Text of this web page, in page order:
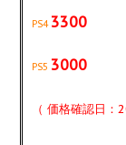
PS4 3300
PS5 3000
（ 価格確認日：